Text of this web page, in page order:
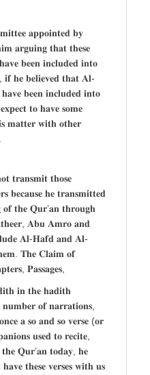
𝐚𝐩𝐩𝐨𝐢𝐧𝐭𝐞𝐝 𝐛𝐲
𝐚𝐫𝐠𝐮𝐢𝐧𝐠 𝐭𝐡𝐚𝐭 𝐭𝐡𝐞𝐬𝐞
𝐛𝐞𝐞𝐧 𝐢𝐧𝐜𝐥𝐮𝐝𝐞𝐝 𝐢𝐧𝐭𝐨
𝐡𝐞 𝐛𝐞𝐥𝐢𝐞𝐯𝐞𝐝 𝐭𝐡𝐚𝐭 𝐀𝐥-
𝐛𝐞𝐞𝐧 𝐢𝐧𝐜𝐥𝐮𝐝𝐞𝐝 𝐢𝐧𝐭𝐨
𝐭𝐨 𝐡𝐚𝐯𝐞 𝐬𝐨𝐦𝐞
𝐦𝐚𝐭𝐭𝐞𝐫 𝐰𝐢𝐭𝐡 𝐨𝐭𝐡𝐞𝐫
𝐭𝐫𝐚𝐧𝐬𝐦𝐢𝐭 𝐭𝐡𝐨𝐬𝐞
𝐛𝐞𝐜𝐚𝐮𝐬𝐞 𝐡𝐞 𝐭𝐫𝐚𝐧𝐬𝐦𝐢𝐭𝐭𝐞𝐝
𝐨𝐟 𝐭𝐡𝐞 𝐐𝐮𝐫’𝐚𝐧 𝐭𝐡𝐫𝐨𝐮𝐠𝐡
𝐀𝐛𝐮 𝐀𝐦𝐫𝐨 𝐚𝐧𝐝
𝐀𝐥-𝐇𝐚𝐟𝐝 𝐚𝐧𝐝 𝐀𝐥-
𝐓𝐡𝐞 𝐂𝐥𝐚𝐢𝐦 𝐨𝐟
𝐏𝐚𝐬𝐬𝐚𝐠𝐞𝐬,
𝐢𝐧 𝐭𝐡𝐞 𝐡𝐚𝐝𝐢𝐭𝐡
𝐧𝐮𝐦𝐛𝐞𝐫 𝐨𝐟 𝐧𝐚𝐫𝐫𝐚𝐭𝐢𝐨𝐧𝐬,
𝐚 𝐬𝐨 𝐚𝐧𝐝 𝐬𝐨 𝐯𝐞𝐫𝐬𝐞 (𝐨𝐫
𝐮𝐬𝐞𝐝 𝐭𝐨 𝐫𝐞𝐜𝐢𝐭𝐞,
𝐐𝐮𝐫’𝐚𝐧 𝐭𝐨𝐝𝐚𝐲, 𝐡𝐞
𝐭𝐡𝐞𝐬𝐞 𝐯𝐞𝐫𝐬𝐞𝐬 𝐰𝐢𝐭𝐡 𝐮𝐬